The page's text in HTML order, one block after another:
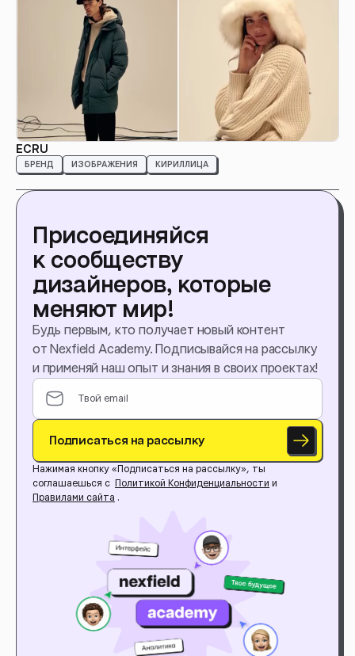
ECRU
БРЕНД ИЗОБРАЖЕНИЯ КИРИЛЛИЦА
Присоединяйся
к сообществу
дизайнеров, которые
меняют мир!
Будь первым, кто получает новый контент
от Nexfield Academy. Подписывайся на рассылку
и применяй наш опыт и знания в своих проектах!
Подписаться на рассылку
Нажимая кнопку «Подписаться на рассылку», ты
соглашаешься с
Политикой Конфиденциальности и
Правилами сайта .